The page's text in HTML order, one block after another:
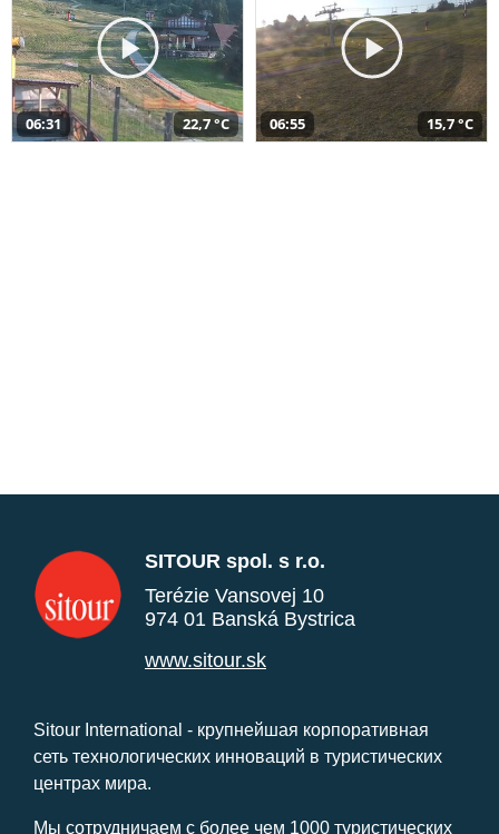
06:31 22,7 °C 06:55 15,7 °C
SITOUR spol. s r.o.
Terézie Vansovej 10
974 01 Banská Bystrica
www.sitour.sk
Sitour International - крупнейшая корпоративная
сеть технологических инноваций в туристических
центрах мира.
Мы сотрудничаем с более чем 1000 туристических